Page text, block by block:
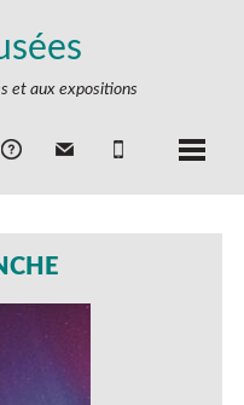
et aux expositions